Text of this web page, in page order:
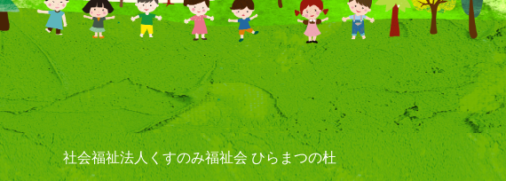
社会福祉法人くすのみ福祉会ひらまつの杜